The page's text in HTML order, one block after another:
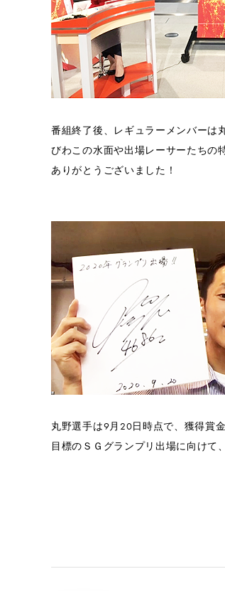
番組終了後、レギュラーメンバーは
びわこの水面や出場レーサーたちの
ありがとうございました！
丸野選手は9月20日時点で、獲得賞
目標のＳＧグランプリ出場に向けて